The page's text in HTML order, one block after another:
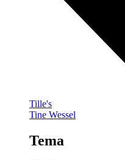
Tille's
Tine Wessel
Tema